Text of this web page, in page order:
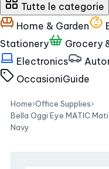
Tutte le categorie
Home & Garden
Stationery
Grocery
Electronics
OccasioniGuide
Home›Office Supplies›
Bella Oggi Eye MATIC
Navy